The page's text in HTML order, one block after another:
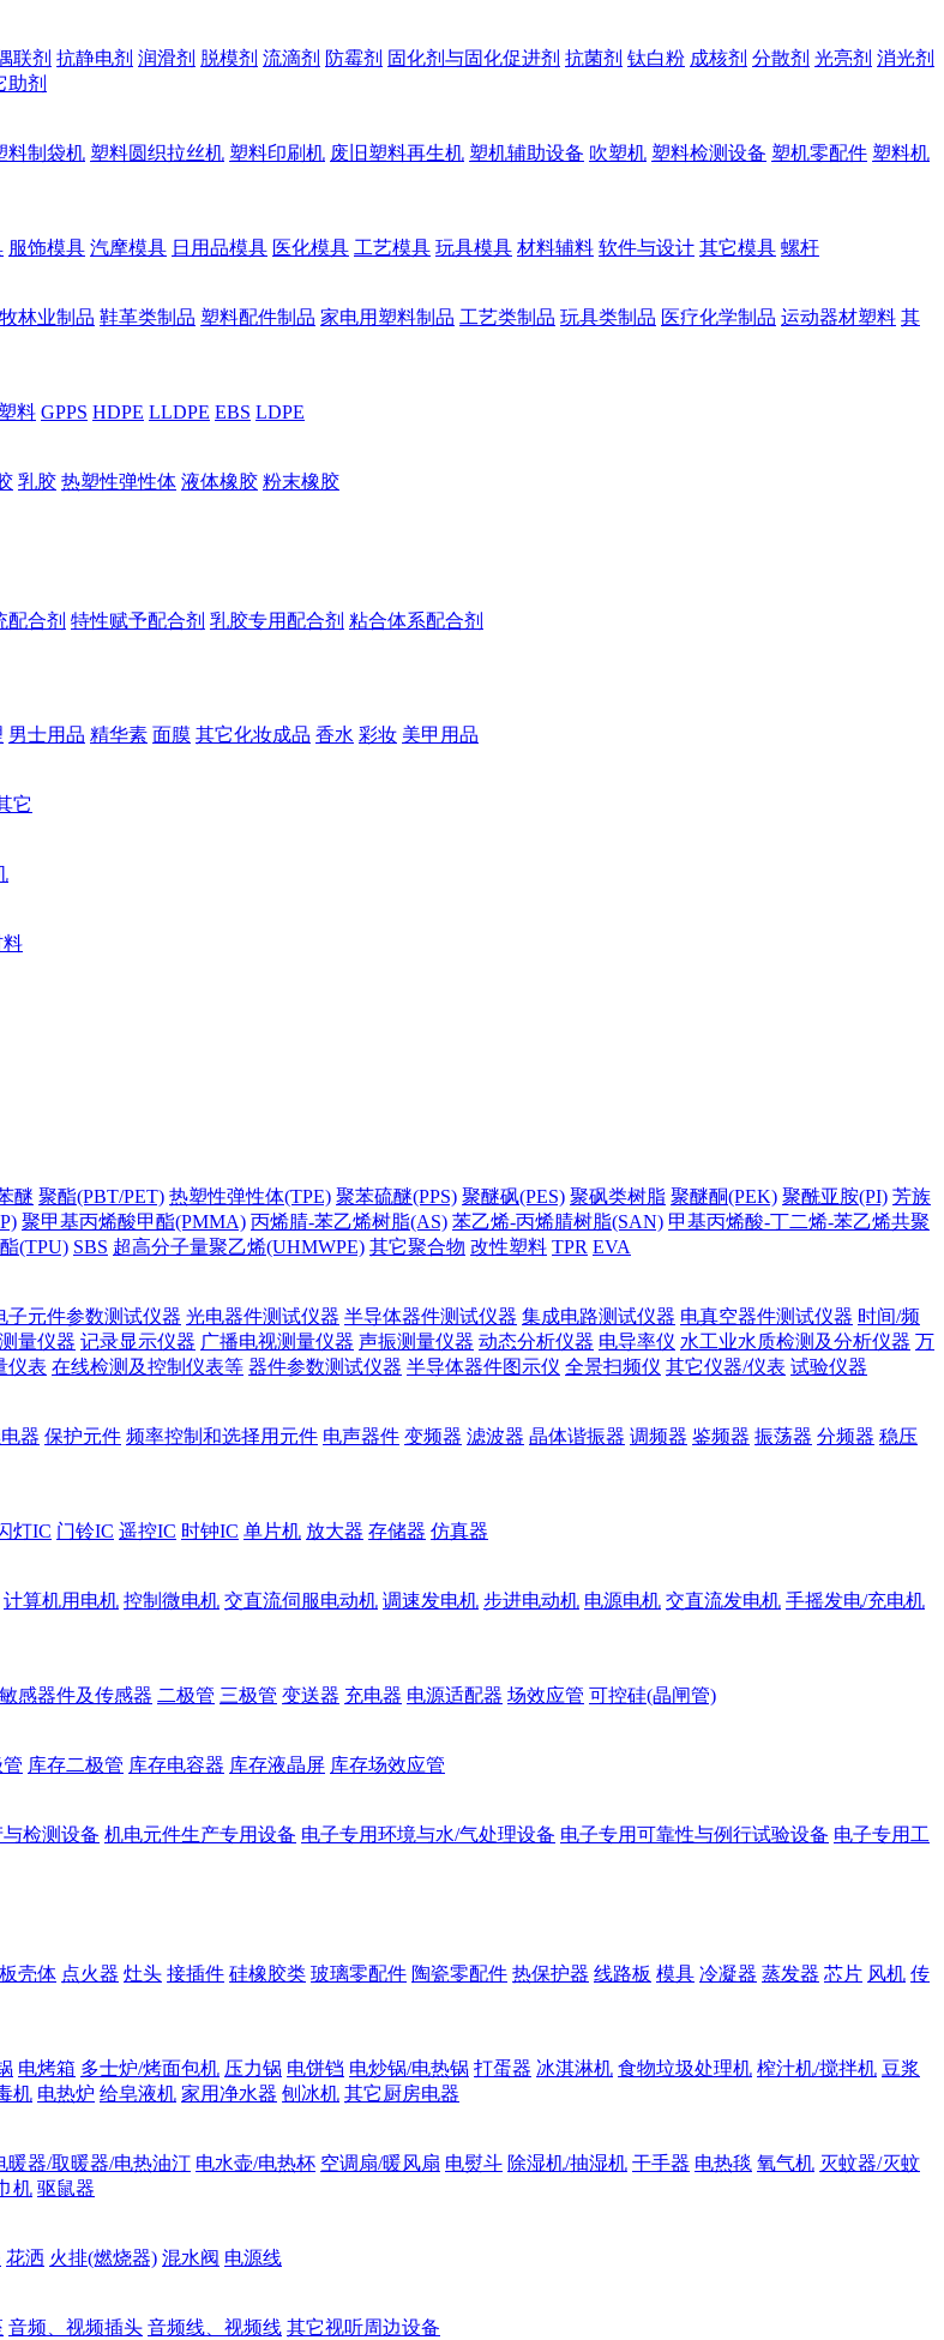
联剂 抗静电剂 润滑剂 脱模剂 流滴剂 防霉剂 固化剂与固化促进剂 抗菌剂 钛白粉 成核剂 分散剂 光亮剂 消光剂
助剂
料制袋机 塑料圆织拉丝机 塑料印刷机 废旧塑料再生机 塑机辅助设备 吹塑机 塑料检测设备 塑机零配件 塑料机
服饰模具 汽摩模具 日用品模具 医化模具 工艺模具 玩具模具 材料辅料 软件与设计 其它模具 螺杆
林业制品 鞋革类制品 塑料配件制品 家电用塑料制品 工艺类制品 玩具类制品 医疗化学制品 运动器材塑料 其
料 GPPS HDPE LLDPE EBS LDPE
乳胶 热塑性弹性体 液体橡胶 粉末橡胶
配合剂 特性赋予配合剂 乳胶专用配合剂 粘合体系配合剂
男士用品 精华素 面膜 其它化妆成品 香水 彩妆 美甲用品
它
料
醚 聚酯(PBT/PET) 热塑性弹性体(TPE) 聚苯硫醚(PPS) 聚醚砜(PES) 聚砜类树脂 聚醚酮(PEK) 聚酰亚胺(PI) 芳族
聚甲基丙烯酸甲酯(PMMA) 丙烯腈-苯乙烯树脂(AS) 苯乙烯-丙烯腈树脂(SAN) 甲基丙烯酸-丁二烯-苯乙烯共聚
(TPU) SBS 超高分子量聚乙烯(UHMWPE) 其它聚合物 改性塑料 TPR EVA
子元件参数测试仪器 光电器件测试仪器 半导体器件测试仪器 集成电路测试仪器 电真空器件测试仪器 时间/频
量仪器 记录显示仪器 广播电视测量仪器 声振测量仪器 动态分析仪器 电导率仪 水工业水质检测及分析仪器 万
仪表 在线检测及控制仪表等 器件参数测试仪器 半导体器件图示仪 全景扫频仪 其它仪器/仪表 试验仪器
器 保护元件 频率控制和选择用元件 电声器件 变频器 滤波器 晶体谐振器 调频器 鉴频器 振荡器 分频器 稳压
灯IC 门铃IC 遥控IC 时钟IC 单片机 放大器 存储器 仿真器
计算机用电机 控制微电机 交直流伺服电动机 调速发电机 步进电动机 电源电机 交直流发电机 手摇发电/充电机
敏感器件及传感器 二极管 三极管 变送器 充电器 电源适配器 场效应管 可控硅(晶闸管)
库存二极管 库存电容器 库存液晶屏 库存场效应管
检测设备 机电元件生产专用设备 电子专用环境与水/气处理设备 电子专用可靠性与例行试验设备 电子专用工
壳体 点火器 灶头 接插件 硅橡胶类 玻璃零配件 陶瓷零配件 热保护器 线路板 模具 冷凝器 蒸发器 芯片 风机 传
电烤箱 多士炉/烤面包机 压力锅 电饼铛 电炒锅/电热锅 打蛋器 冰淇淋机 食物垃圾处理机 榨汁机/搅拌机 豆浆
机 电热炉 给皂液机 家用净水器 刨冰机 其它厨房电器
暖器/取暖器/电热油汀 电水壶/电热杯 空调扇/暖风扇 电熨斗 除湿机/抽湿机 干手器 电热毯 氧气机 灭蚊器/灭蚊
机 驱鼠器
花洒 火排(燃烧器) 混水阀 电源线
音频、视频插头 音频线、视频线 其它视听周边设备